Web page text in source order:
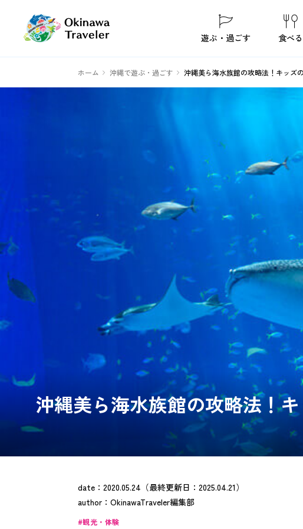
遊ぶ・過ごす 食べる
ホーム 沖縄で遊ぶ・過ごす 沖縄美ら海水族館の攻略法！キッズ
沖縄美ら海水族館の攻略法！
date： 2020.05.24 （最終更新日： 2025.04.21）
author： OkinawaTraveler編集部
観光・体験